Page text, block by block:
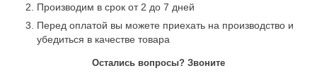
Производим в срок от 2 до 7 дней
Перед оплатой вы можете приехать на производство и
убедиться в качестве товара
Остались вопросы? Звоните